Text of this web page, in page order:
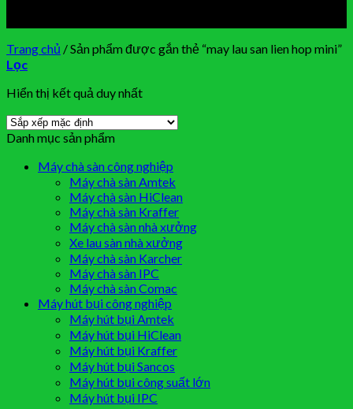
Trang chủ /Sản phẩm được gắn thẻ “may lau san lien hop mini”
Lọc
Hiển thị kết quả duy nhất
Danh mục sản phẩm
Máy chà sàn công nghiệp
Máy chà sàn Amtek
Máy chà sàn HiClean
Máy chà sàn Kraffer
Máy chà sàn nhà xưởng
Xe lau sàn nhà xưởng
Máy chà sàn Karcher
Máy chà sàn IPC
Máy chà sàn Comac
Máy hút bụi công nghiệp
Máy hút bụi Amtek
Máy hút bụi HiClean
Máy hút bụi Kraffer
Máy hút bụi Sancos
Máy hút bụi công suất lớn
Máy hút bụi IPC